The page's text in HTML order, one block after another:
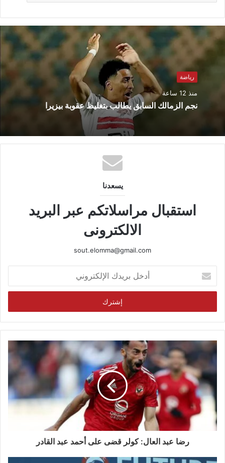
رياضة
منذ 12 ساعة
نجم الزمالك السابق يطالب بتغليظ عقوبة بيزيرا
يسعدنا
استقبال مراسلاتكم عبر البريد
الالكترونى
sout.elomma@gmail.com
بريدك
الإلكتروني
رضا عبد العال: كولر قضى على أحمد عبد القادر